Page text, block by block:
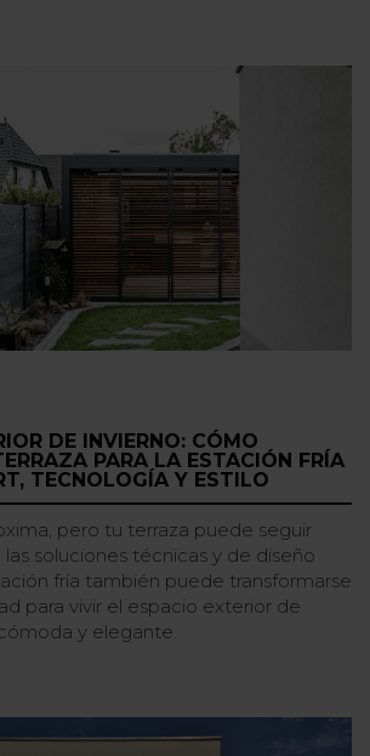
DE INVIERNO: CÓMO
PARA LA ESTACIÓN FRÍA
TECNOLOGÍA Y ESTILO
pero tu terraza puede seguir
las soluciones técnicas y de diseño
fría también puede transformarse
para vivir el espacio exterior de
y elegante.